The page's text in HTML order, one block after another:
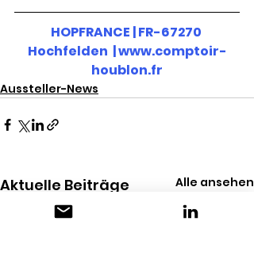
HOPFRANCE | FR-67270
Hochfelden  | www.comptoir-
houblon.fr
Aussteller-News
Aktuelle Beiträge Alle ansehen